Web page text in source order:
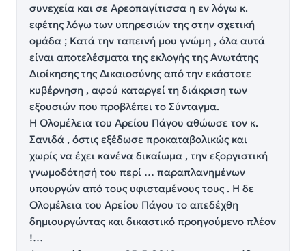
συνεχεία και σε Αρεοπαγίτισσα η εν λόγω κ.
εφέτης λόγω των υπηρεσιών της στην σχετική
ομάδα ; Κατά την ταπεινή μου γνώμη , όλα αυτά
είναι αποτελέσματα της εκλογής της Ανωτάτης
Διοίκησης της Δικαιοσύνης από την εκάστοτε
κυβέρνηση , αφού καταργεί τη διάκριση των
εξουσιών που προβλέπει το Σύνταγμα.
Η Ολομέλεια του Αρείου Πάγου αθώωσε τον κ.
Σανιδά , όστις εξέδωσε προκαταβολικώς και
χωρίς να έχει κανένα δικαίωμα , την εξοργιστική
γνωμοδότησή του περί … παραπλανημένων
υπουργών από τους υφισταμένους τους . Η δε
Ολομέλεια του Αρείου Πάγου το απεδέχθη
δημιουργώντας και δικαστικό προηγούμενο πλέον
!…